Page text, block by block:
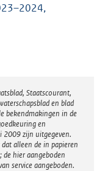
Staatscourant,
en blad
bekendmakingen in de
en
2009 zijn uitgegeven.
alleen de in papieren
hier aangeboden
service aangeboden.